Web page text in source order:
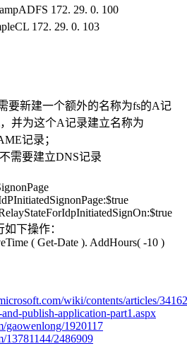
172. 29. 0. 100
172. 29. 0. 103
要新建一个额外的名称为fs的A记
并为这个A记录建立名称为
记录；
不需要建立DNS记录
下操作：
( Get-Date ). AddHours( -10 )
wiki/contents/articles/
publish-application-part1.aspx
gaowenlong/1920117
13781144/2486909